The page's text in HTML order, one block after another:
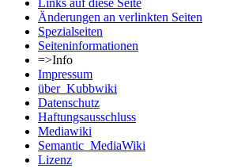
Links auf diese Seite
Änderungen an verlinkten Seiten
Spezialseiten
Seiten­informationen
=>Info
Impressum
über_Kubbwiki
Datenschutz
Haftungsausschluss
Mediawiki
Semantic_MediaWiki
Lizenz